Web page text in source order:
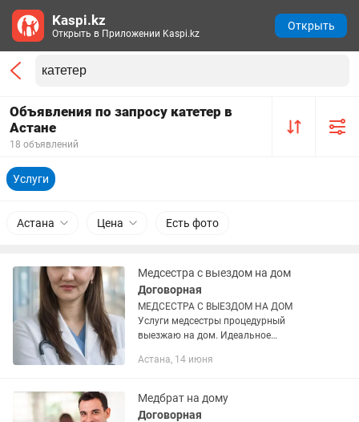
Объявления по запросу катетер в
Астане
18 объявлений
Услуги
Астана Цена Есть фото
Медсестра с выездом на дом
Договорная
МЕДСЕСТРА С ВЫЕЗДОМ НА ДОМ
Услуги медсестры процедурный
выезжаю на дом. Идеальное
любой сложности. Если у Вас тонкие
Оказываю...
Астана, 14 июня
Медбрат на дому
Договорная
Kaspi.kz
Открыть в Приложении Kaspi.kz
Открыть